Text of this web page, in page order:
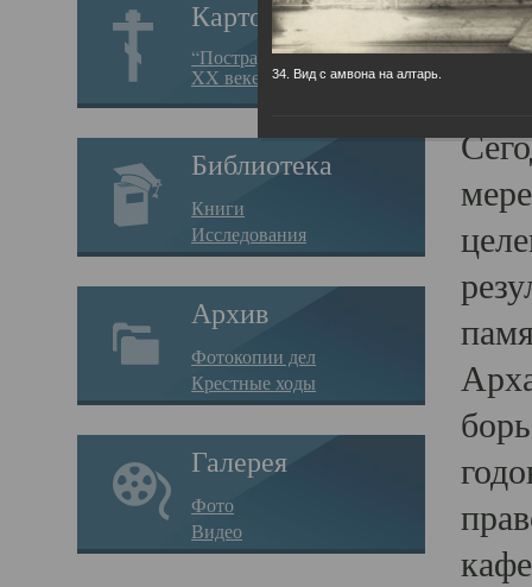
Картотека
“Пострадавшие за веру в
XX веке на Севере”
Библиотека
Книги
Исследования
Архив
Фотокопии дел
Крестные ходы
Галерея
Фото
Видео
34. Вид с амвона на алтарь.